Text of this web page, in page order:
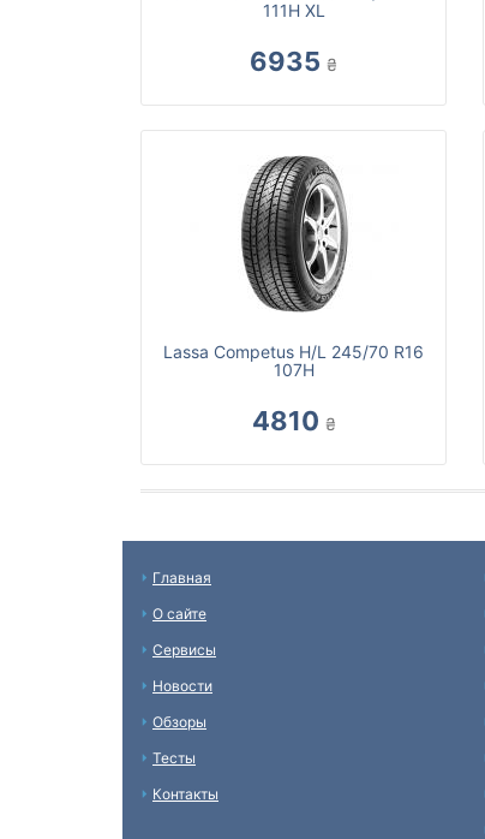
111H XL
6935 ₴
Lassa Competus H/L 245/70 R16
107H
4810 ₴
Главная
О сайте
Сервисы
Новости
Обзоры
Тесты
Контакты